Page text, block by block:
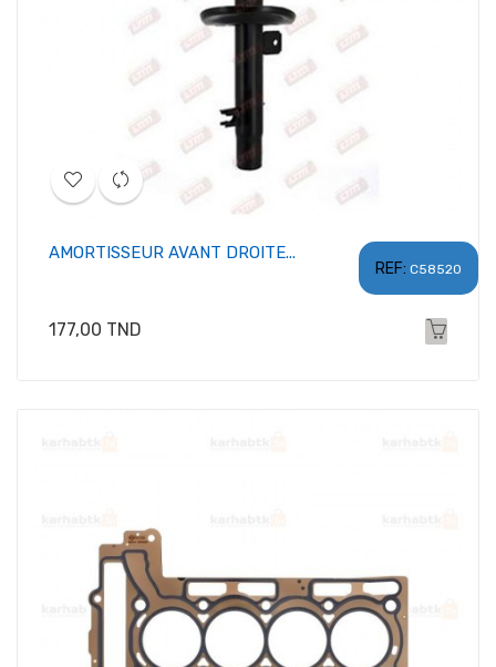
REF: C58520
AMORTISSEUR AVANT DROITE...
Prix
177,00 TND